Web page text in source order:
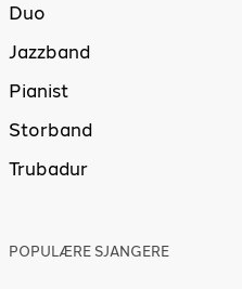
Duo
Jazzband
Pianist
Storband
Trubadur
POPULÆRE SJANGERE